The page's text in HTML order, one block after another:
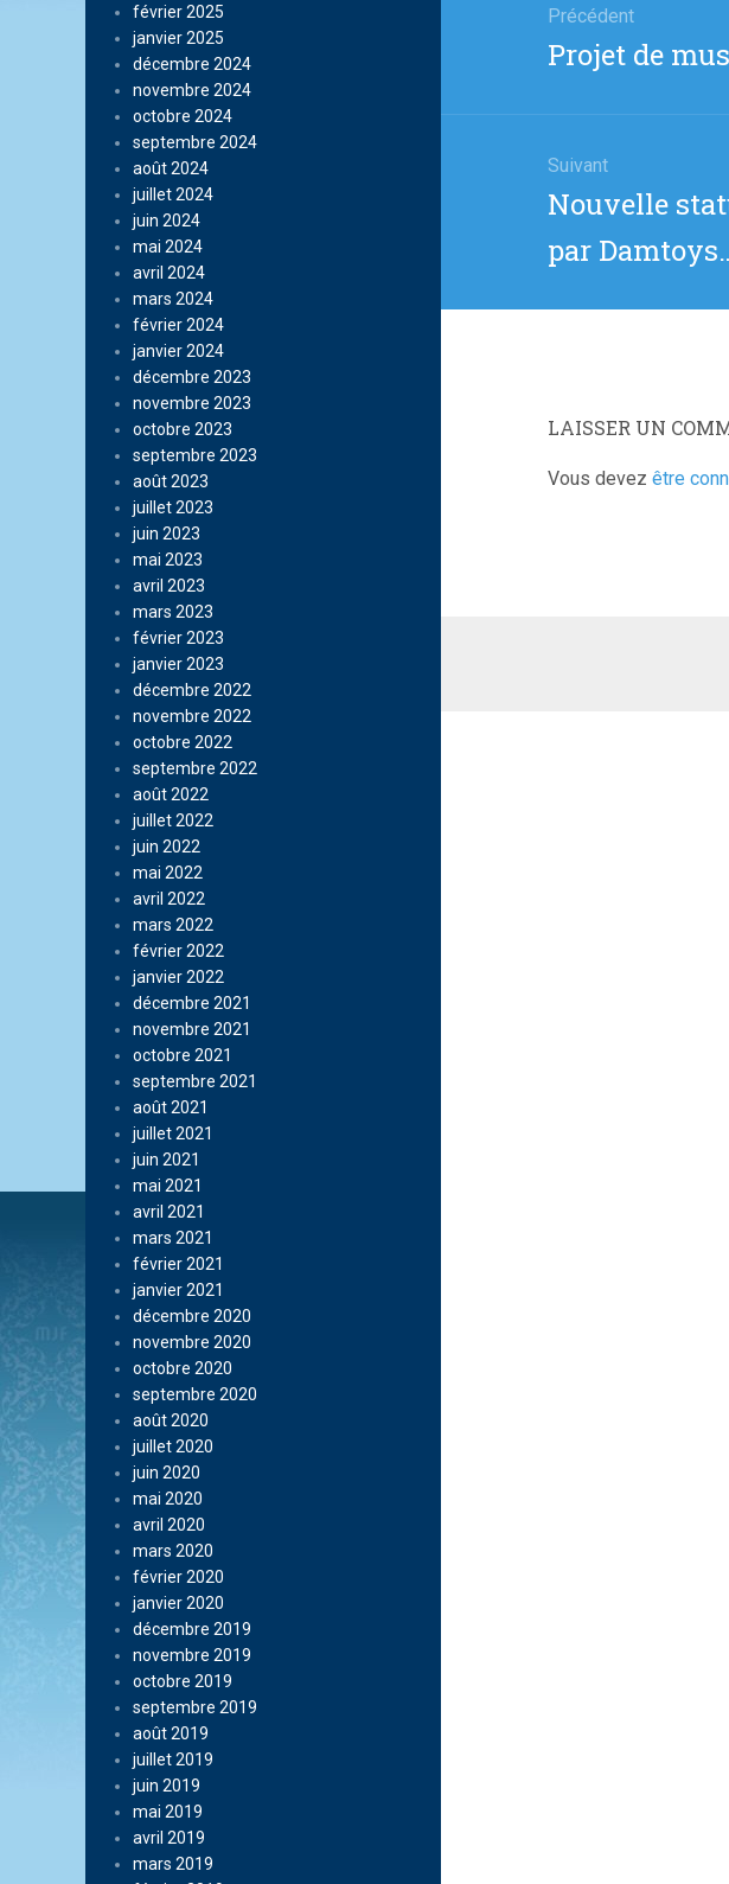
février 2025
janvier 2025
décembre 2024
novembre 2024
octobre 2024
septembre 2024
août 2024
juillet 2024
juin 2024
mai 2024
avril 2024
mars 2024
février 2024
janvier 2024
décembre 2023
novembre 2023
octobre 2023
septembre 2023
août 2023
juillet 2023
juin 2023
mai 2023
avril 2023
mars 2023
février 2023
janvier 2023
décembre 2022
novembre 2022
octobre 2022
septembre 2022
août 2022
juillet 2022
juin 2022
mai 2022
avril 2022
mars 2022
février 2022
janvier 2022
décembre 2021
novembre 2021
octobre 2021
septembre 2021
août 2021
juillet 2021
juin 2021
mai 2021
avril 2021
mars 2021
février 2021
janvier 2021
décembre 2020
novembre 2020
octobre 2020
septembre 2020
août 2020
juillet 2020
juin 2020
mai 2020
avril 2020
mars 2020
février 2020
janvier 2020
décembre 2019
novembre 2019
octobre 2019
septembre 2019
août 2019
juillet 2019
juin 2019
mai 2019
avril 2019
mars 2019
l’article
Précédent
Article
précédent
Projet de
Suivant
Article
Nouvelle
par
LAISSER UN
Vous devez être